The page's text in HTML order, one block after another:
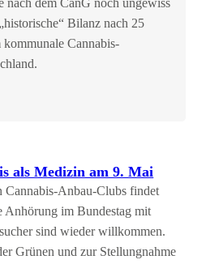
nach dem CanG noch ungewiss
Bilanz nach 25
Cannabis-
als Medizin am 9. Mai
Cannabis-Anbau-Clubs findet
Anhörung im Bundestag mit
sind wieder willkommen.
Grünen und zur Stellungnahme